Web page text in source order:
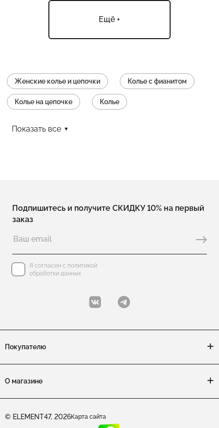
Ещё +
Женские колье и цепочки Колье с фианитом
Колье на цепочке Колье
Колье с агатом Колье из шпинели
Колье с лазуритом
Показать все
Подпишитесь и получите СКИДКУ 10% на первый
заказ
Я согласен с политикой
обработки данных
Покупателю
О магазине
© ELEMENT47, 2026Карта сайта